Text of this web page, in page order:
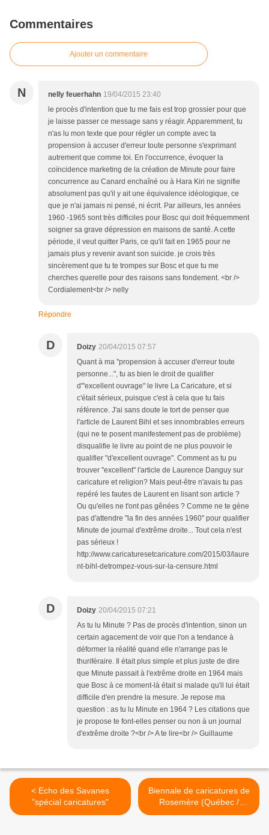
Commentaires
Ajouter un commentaire
N nelly feuerhahn 19/04/2015 23:40
le procès d'intention que tu me fais est trop grossier pour que
je laisse passer ce message sans y réagir. Apparemment, tu
n'as lu mon texte que pour régler un compte avec ta
propension à accuser d'erreur toute personne s'exprimant
autrement que comme toi. En l'occurrence, évoquer la
coïncidence marketing de la création de Minute pour faire
concurrence au Canard enchaîné ou à Hara Kiri ne signifie
absolument pas qu'il y ait une équivalence idéologique, ce
que je n'ai jamais ni pensé, ni écrit. Par ailleurs, les années
1960 -1965 sont très difficiles pour Bosc qui doit fréquemment
soigner sa grave dépression en maisons de santé. A cette
période, il veut quitter Paris, ce qu'il fait en 1965 pour ne
jamais plus y revenir avant son suicide. je crois très
sincèrement que tu te trompes sur Bosc et que tu me
cherches querelle pour des raisons sans fondement. <br />
Cordialement<br /> nelly
Répondre
D Doizy 20/04/2015 07:57
Quant à ma "propension à accuser d'erreur toute
personne...", tu as bien le droit de qualifier
d'"excellent ouvrage" le livre La Caricature, et si
c'était sérieux, puisque c'est à cela que tu fais
référence. J'ai sans doute le tort de penser que
l'article de Laurent Bihl et ses innombrables erreurs
(qui ne te posent manifestement pas de problème)
disqualifie le livre au point de ne plus pouvoir le
qualifier "d'excellent ouvrage". Comment as tu pu
trouver "excellent" l'article de Laurence Danguy sur
caricature et religion? Mais peut-être n'avais tu pas
repéré les fautes de Laurent en lisant son article ?
Ou qu'elles ne t'ont pas gênées ? Comme ne te gène
pas d'attendre "la fin des années 1960" pour qualifier
Minute de journal d'extrême droite... Tout cela n'est
pas sérieux !
http://www.caricaturesetcaricature.com/2015/03/laure
nt-bihl-detrompez-vous-sur-la-censure.html
D Doizy 20/04/2015 07:21
As tu lu Minute ? Pas de procès d'intention, sinon un
certain agacement de voir que l'on a tendance à
déformer la réalité quand elle n'arrange pas le
thuriféraire. Il était plus simple et plus juste de dire
que Minute passait à l'extrême droite en 1964 mais
que Bosc à ce moment-là était si malade qu'il lui était
difficile d'en prendre la mesure. Je repose ma
question : as tu lu Minute en 1964 ? Les citations que
je propose te font-elles penser ou non à un journal
d'extrême droite ?<br /> A te lire<br /> Guillaume
< Echo des Savanes
"spécial caricatures"
Biennale de caricatures de
Rosemère (Québec /
Canada) >